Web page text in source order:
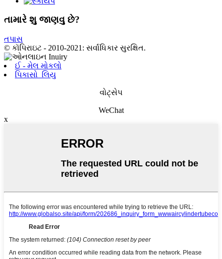
તામારે શુ જાણવુ છે?
તપાસ
© કૉપિરાઇટ - 2010-2021: સર્વાધિકાર સુરક્ષિત.
ઈ - મેલ મોકલો
પિકાસો_લિયુ
વોટ્સેપ
WeChat
x